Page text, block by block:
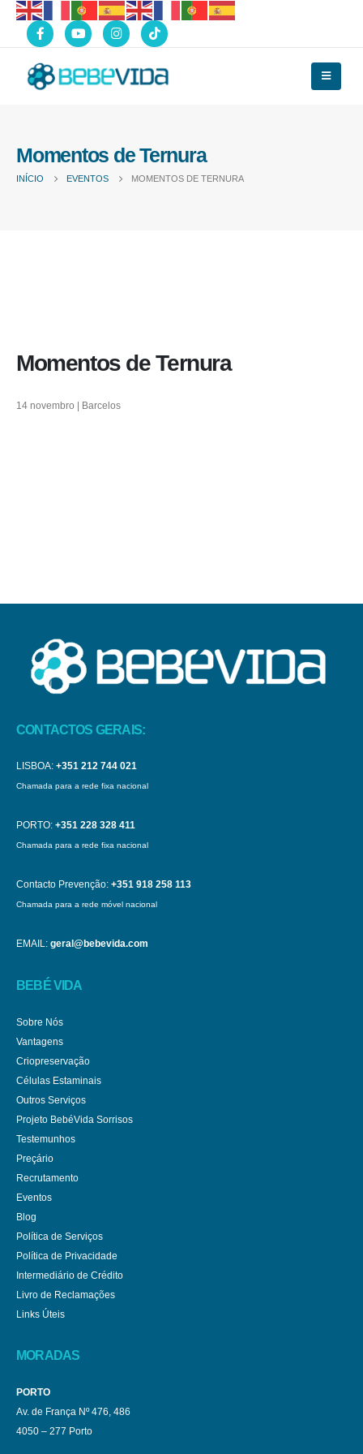
Momentos de Ternura
INÍCIO EVENTOS MOMENTOS DE TERNURA
Momentos de Ternura
14 novembro | Barcelos
CONTACTOS GERAIS:
LISBOA: +351 212 744 021
Chamada para a rede fixa nacional
PORTO: +351 228 328 411
Chamada para a rede fixa nacional
Contacto Prevenção: +351 918 258 113
Chamada para a rede móvel nacional
EMAIL: geral@bebevida.com
BEBÉ VIDA
Sobre Nós
Vantagens
Criopreservação
Células Estaminais
Outros Serviços
Projeto BebéVida Sorrisos
Testemunhos
Preçário
Recrutamento
Eventos
Blog
Política de Serviços
Política de Privacidade
Intermediário de Crédito
Livro de Reclamações
Links Úteis
MORADAS
PORTO
Av. de França Nº 476, 486
4050 – 277 Porto